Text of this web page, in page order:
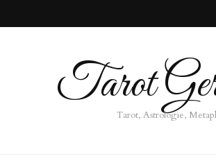
Tarot
Tarot, Astrologie,